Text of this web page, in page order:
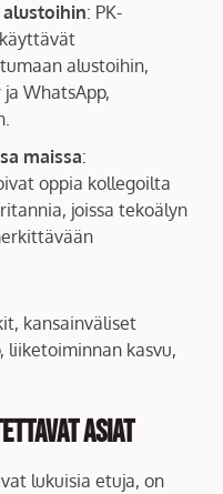
: PK-
alustoihin,
WhatsApp,
maissa:
oppia kollegoilta
joissa tekoälyn
kansainväliset
kasvu,
asiat
lukuisia etuja, on